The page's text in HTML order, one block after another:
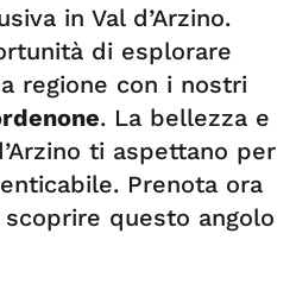
in Val d’Arzino.
di esplorare
regione con i nostri
. La bellezza e
ti aspettano per
Prenota ora
questo angolo